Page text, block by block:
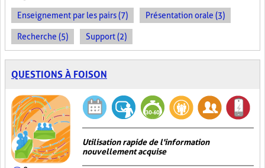
Enseignement par les pairs (7) Présentation orale (3)
Recherche (5) Support (2)
QUESTIONS À FOISON
Utilisation rapide de l'information
nouvellement acquise